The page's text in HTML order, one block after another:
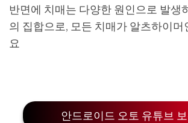
반면에 치매는 다양한 원인으로 발생
의 집합으로, 모든 치매가 알츠하이머
요
안드로이드 오토 유튜브